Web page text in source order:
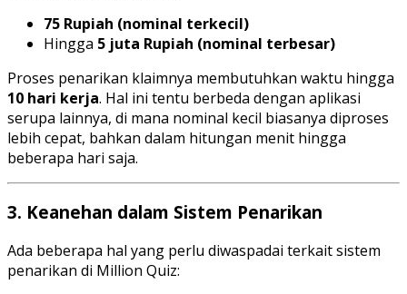
75 Rupiah (nominal terkecil)
Hingga 5 juta Rupiah (nominal terbesar)
Proses penarikan klaimnya membutuhkan waktu hingga
10 hari kerja. Hal ini tentu berbeda dengan aplikasi
serupa lainnya, di mana nominal kecil biasanya diproses
lebih cepat, bahkan dalam hitungan menit hingga
beberapa hari saja.
3. Keanehan dalam Sistem Penarikan
Ada beberapa hal yang perlu diwaspadai terkait sistem
penarikan di Million Quiz: